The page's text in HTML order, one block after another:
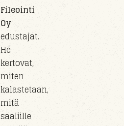
Fileointi
Oy
edustajat.
He
kertovat,
miten
kalastetaan,
mitä
saaliille